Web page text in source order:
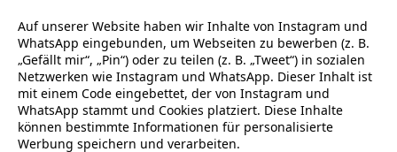
Auf unserer Website haben wir Inhalte von Instagram und
WhatsApp eingebunden, um Webseiten zu bewerben (z. B.
„Gefällt mir“, „Pin“) oder zu teilen (z. B. „Tweet“) in sozialen
Netzwerken wie Instagram und WhatsApp. Dieser Inhalt ist
mit einem Code eingebettet, der von Instagram und
WhatsApp stammt und Cookies platziert. Diese Inhalte
können bestimmte Informationen für personalisierte
Werbung speichern und verarbeiten.